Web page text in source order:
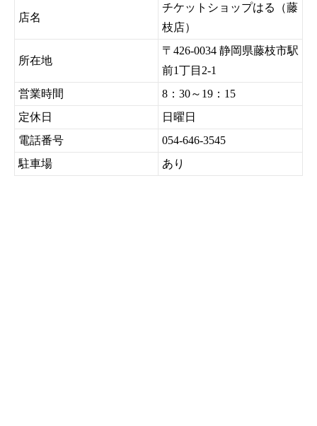
店名
チケットショップはる（藤
枝店）
所在地
〒426-0034 静岡県藤枝市駅
前1丁目2-1
営業時間
8：30～19：15
定休日
日曜日
電話番号
054-646-3545
駐車場
あり